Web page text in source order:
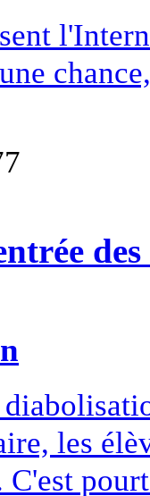
les